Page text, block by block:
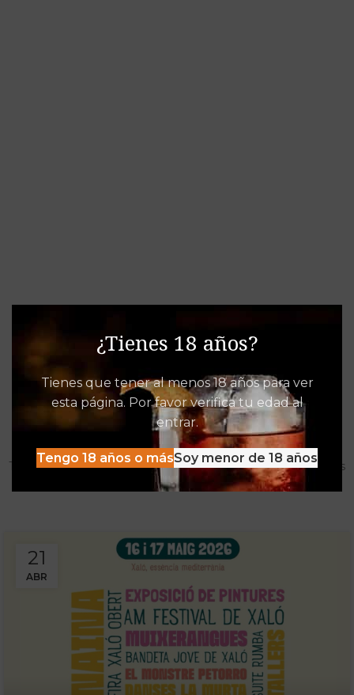
¿Tienes 18 años?
Tienes que tener al menos 18 años para ver
esta página. Por favor verifica tu edad al
entrar.
Tengo 18 años o másSoy menor de 18 años
Destacados de Vinalia
Mucho más que una Vinoteca
Tenemos las experiencias, descuentos y detacados pensados
para disfrutar al máximo de la oferta Vinalia
21
ABR